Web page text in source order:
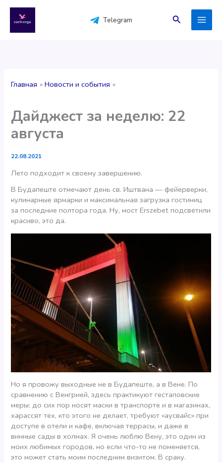
содержимому
Telegram Поиск
Главная Новости и события
Дайджест за неделю: 22
августа
22.08.2021
Лето подходит к своему завершению.
В Будапеште отмечают день св. Иштвана — фейерверки,
кулинарные ярмарки и максимальная загрузка гостиниц
за последние полтора года. Ну, мост Erszebet подсветили
красиво, это да.
Но я провожу выходные не в Будапеште, а в Вене. По
сравнению с Венгрией, здесь практикуют гестаповские
меры: до сих пор носят маски в транспорте и в магазинах,
харассят тех, кто этого не делает, требуют «аусвайс» при
доступе в отели и кафе, включая террасы, и даже в
винные сады в холмах. Я очень люблю Вену, это один из
моих любимых городов, но если что-то не поменяется,
это может стать моим последним визитом. В сраку.